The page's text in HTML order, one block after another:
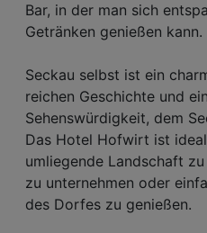
Bar, in der man sich
Getränken genießen kann.
Seckau selbst ist ein
reichen Geschichte und
Sehenswürdigkeit, dem
Das Hotel Hofwirt ist
umliegende Landschaft
zu unternehmen oder
des Dorfes zu genießen.